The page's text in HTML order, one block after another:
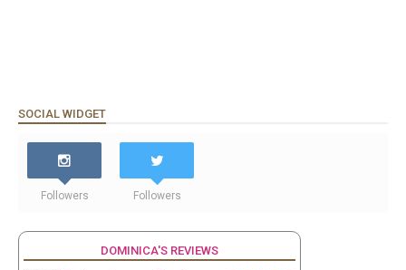
SOCIAL WIDGET
Followers Followers
DOMINICA'S REVIEWS